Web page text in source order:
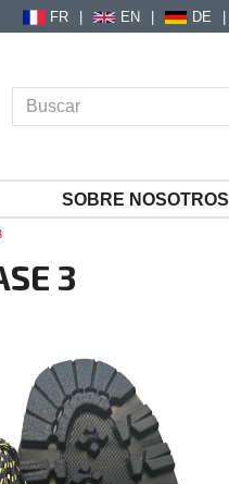
FR EN DE
SOBRE NOSOTROS
3